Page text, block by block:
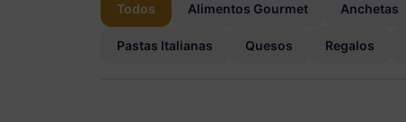
Todos Alimentos Gourmet Anchetas
Pastas Italianas Quesos Regalos